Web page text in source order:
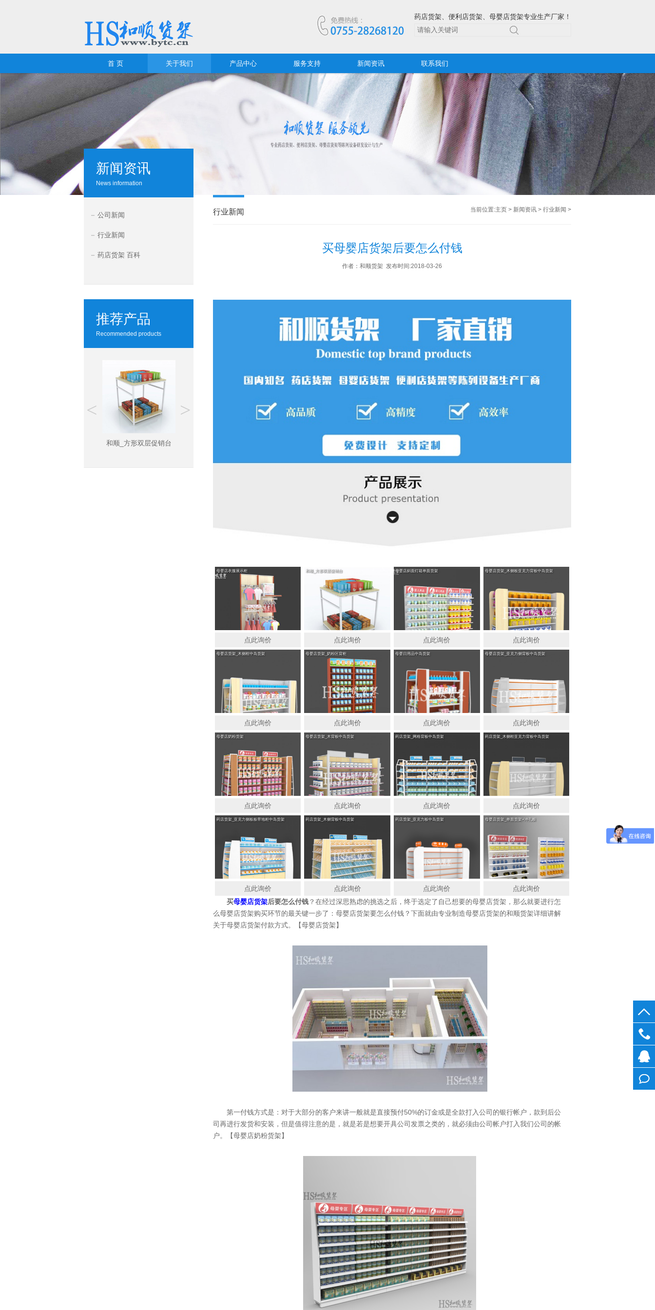
药店货架、便利店货架、母婴店货架专业生产厂家！
首 页 关于我们 产品中心 服务支持 新闻资讯 联系我们
新闻资讯
News information
公司新闻
行业新闻
药店货架 百科
推荐产品
Recommended products
和顺_方形双层促销台 母婴店货架_木侧框中岛货架 母婴店衣服展示柜
< >
行业新闻 当前位置:主页 > 新闻资讯 > 行业新闻 >
买母婴店货架后要怎么付钱
作者：和顺货架 发布时间:2018-03-26
母婴店衣服展示柜
点此询价
和顺_方形双层促销台
点此询价
母婴店斜面灯箱单面货架
点此询价
母婴店货架_木侧板亚克力背板中岛货架
点此询价
母婴店货架_木侧框中岛货架
点此询价
母婴店货架_奶粉区背柜
点此询价
母婴日用品中岛货架
点此询价
母婴店货架_亚克力侧背板中岛货架
点此询价
母婴店奶粉货架
点此询价
母婴店货架_木背板中岛货架
点此询价
药店货架_网格背板中岛货架
点此询价
药店货架_木侧框亚克力背板中岛货架
点此询价
药店货架_亚克力侧板板带地柜中岛货架
点此询价
药店货架_木侧背板中岛货架
点此询价
药店货架_亚克力板中岛货架
点此询价
母婴店货架_单面货架+冲孔板
点此询价
买母婴店货架后要怎么付钱 ？在经过深思熟虑的挑选之后，终于选定了自己想要的母婴店货架，那么就要进行怎
么母婴店货架购买环节的最关键一步了：母婴店货架要怎么付钱？下面就由专业制造母婴店货架的和顺货架详细讲解
关于母婴店货架付款方式。【母婴店货架】
第一付钱方式是：对于大部分的客户来讲一般就是直接预付50%的订金或是全款打入公司的银行帐户，款到后公
司再进行发货和安装，但是值得注意的是，就是若是想要开具公司发票之类的，就必须由公司帐户打入我们公司的帐
户。【母婴店奶粉货架】
在线